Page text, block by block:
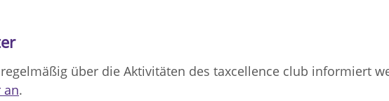
über die Aktivitäten des taxcellence club informiert
an.